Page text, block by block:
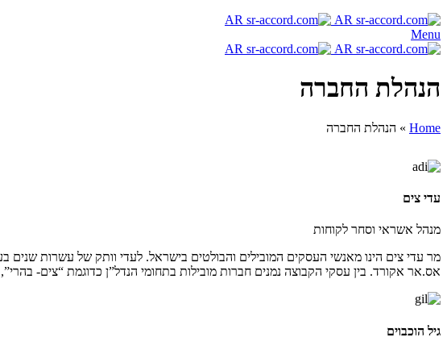
Menu
הנהלת החברה
Home
» הנהלת החברה
עדי צים
מנהל אשראי וסחר לקוחות
מר עדי צים הינו מאנשי העסקים המובילים והבולטים בישראל. לעדי וותק של עשרות שנים
אס.אר אקורד. בין עסקי הקבוצה נמנים חברות מובילות בתחומי הנדל”ן כדוגמת “צים- בהרי”,
גיל הוכבוים